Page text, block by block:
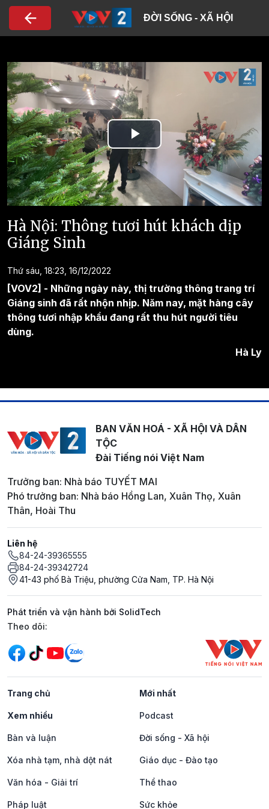
Nhảy đến nội dung
ĐỜI SỐNG - XÃ HỘI
Play
Video
Hà Nội: Thông tươi hút khách dịp
Giáng Sinh
Thứ sáu, 18:23, 16/12/2022
[VOV2] - Những ngày này, thị trường thông trang trí
Giáng sinh đã rất nhộn nhịp. Năm nay, mặt hàng cây
thông tươi nhập khẩu đang rất thu hút người tiêu
dùng.
Hà Ly
BAN VĂN HOÁ - XÃ HỘI VÀ DÂN
TỘC
Đài Tiếng nói Việt Nam
Trưởng ban: Nhà báo TUYẾT MAI
Phó trưởng ban: Nhà báo Hồng Lan, Xuân Thọ, Xuân
Thân, Hoài Thu
Liên hệ
84-24-39365555
84-24-39342724
41-43 phố Bà Triệu, phường Cửa Nam, TP. Hà Nội
Phát triển và vận hành bởi SolidTech
Mạng xã hội
Theo dõi:
Trang chủ Mới nhất
Xem nhiều Podcast
Bàn và luận Đời sống - Xã hội
Xóa nhà tạm, nhà dột nát Giáo dục - Đào tạo
Văn hóa - Giải trí Thể thao
Pháp luật Sức khỏe